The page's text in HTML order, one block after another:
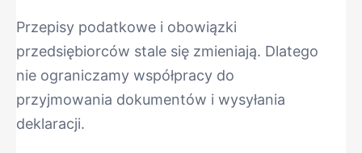
Przepisy podatkowe i obowiązki
przedsiębiorców stale się zmieniają. Dlatego
nie ograniczamy współpracy do
przyjmowania dokumentów i wysyłania
deklaracji.